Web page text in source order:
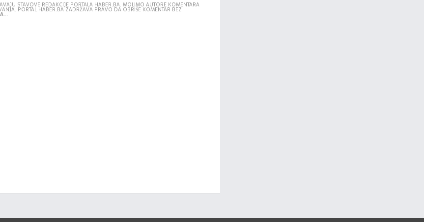
STAVOVE REDAKCIJE PORTALA HABER.BA. MOLIMO AUTORE KOMENTARA
PORTAL HABER.BA ZADRŽAVA PRAVO DA OBRIŠE KOMENTAR BEZ